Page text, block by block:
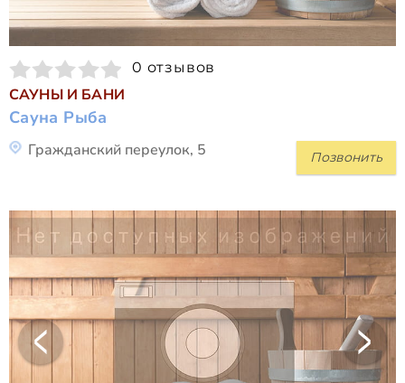
0 отзывов
САУНЫ И БАНИ
Сауна Рыба
Позвонить
Гражданский переулок, 5